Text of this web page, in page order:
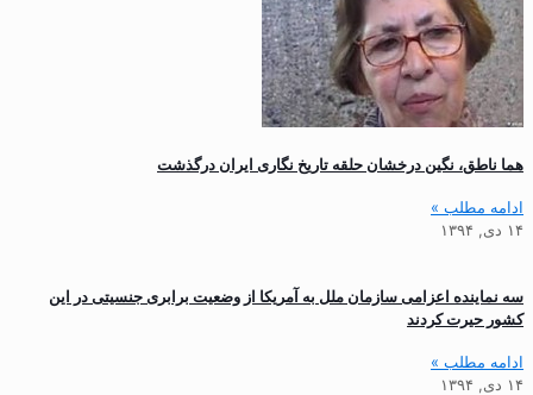
هما ناطق، نگین درخشان حلقه تاریخ نگاری ایران درگذشت
ادامه مطلب »
۱۴ دی, ۱۳۹۴
سه نماینده اعزامی سازمان ملل به آمریکا از وضعیت برابری جنسیتی در این
کشور حیرت کردند
ادامه مطلب »
۱۴ دی, ۱۳۹۴